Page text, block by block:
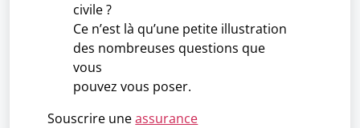
civile ?
Ce n’est là qu’une petite illustration
des nombreuses questions que
vous
pouvez vous poser.
Souscrire uneassurance